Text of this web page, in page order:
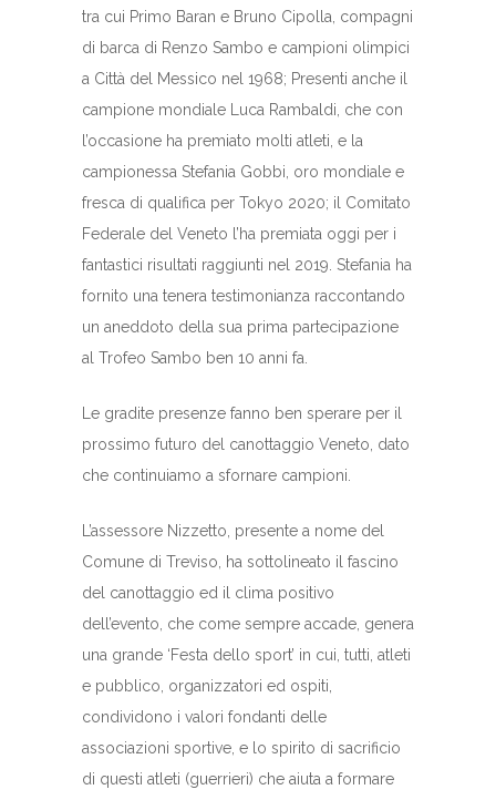
tra cui Primo Baran e Bruno Cipolla, compagni
di barca di Renzo Sambo e campioni olimpici
a Città del Messico nel 1968; Presenti anche il
campione mondiale Luca Rambaldi, che con
l’occasione ha premiato molti atleti, e la
campionessa Stefania Gobbi, oro mondiale e
fresca di qualifica per Tokyo 2020; il Comitato
Federale del Veneto l’ha premiata oggi per i
fantastici risultati raggiunti nel 2019. Stefania ha
fornito una tenera testimonianza raccontando
un aneddoto della sua prima partecipazione
al Trofeo Sambo ben 10 anni fa.
Le gradite presenze fanno ben sperare per il
prossimo futuro del canottaggio Veneto, dato
che continuiamo a sfornare campioni.
L’assessore Nizzetto, presente a nome del
Comune di Treviso, ha sottolineato il fascino
del canottaggio ed il clima positivo
dell’evento, che come sempre accade, genera
una grande ‘Festa dello sport’ in cui, tutti, atleti
e pubblico, organizzatori ed ospiti,
condividono i valori fondanti delle
associazioni sportive, e lo spirito di sacrificio
di questi atleti (guerrieri) che aiuta a formare